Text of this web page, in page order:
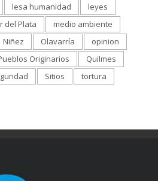
lesa humanidad
leyes
del Plata
medio ambiente
Niñez Olavarría
opinion
Originarios
Quilmes
Sitios
tortura